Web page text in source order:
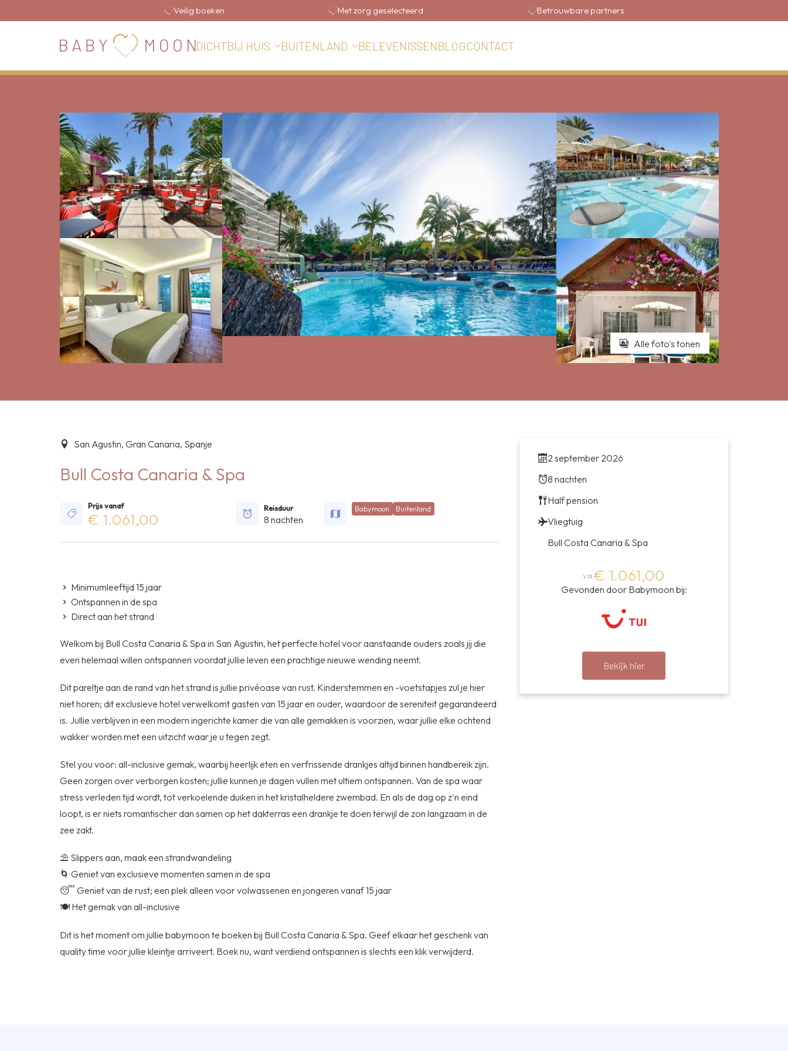
Veilig boeken Met zorg geselecteerd Betrouwbare partners
DICHTBIJ HUIS BUITENLAND BELEVENISSENBLOGCONTACT
Alle foto's tonen
2 september 2026
8 nachten
Half pension
Vliegtuig
Bull Costa Canaria & Spa
v.a. € 1.061,00
Gevonden door Babymoon bij:
Bekijk hier
San Agustin, Gran Canaria, Spanje
Bull Costa Canaria & Spa
Prijs vanaf
€ 1.061,00
Reisduur
8 nachten
Babymoon Buitenland
Minimumleeftijd 15 jaar
Ontspannen in de spa
Direct aan het strand
Welkom bij Bull Costa Canaria & Spa in San Agustin, het perfecte hotel voor aanstaande ouders zoals jij die
even helemaal willen ontspannen voordat jullie leven een prachtige nieuwe wending neemt.
Dit pareltje aan de rand van het strand is jullie privéoase van rust. Kinderstemmen en -voetstapjes zul je hier
niet horen; dit exclusieve hotel verwelkomt gasten van 15 jaar en ouder, waardoor de sereniteit gegarandeerd
is. Jullie verblijven in een modern ingerichte kamer die van alle gemakken is voorzien, waar jullie elke ochtend
wakker worden met een uitzicht waar je u tegen zegt.
Stel you voor: all-inclusive gemak, waarbij heerlijk eten en verfrissende drankjes altijd binnen handbereik zijn.
Geen zorgen over verborgen kosten; jullie kunnen je dagen vullen met ultiem ontspannen. Van de spa waar
stress verleden tijd wordt, tot verkoelende duiken in het kristalheldere zwembad. En als de dag op z'n eind
loopt, is er niets romantischer dan samen op het dakterras een drankje te doen terwijl de zon langzaam in de
zee zakt.
⛱ Slippers aan, maak een strandwandeling
🌀 Geniet van exclusieve momenten samen in de spa
😴 Geniet van de rust; een plek alleen voor volwassenen en jongeren vanaf 15 jaar
🍽 Het gemak van all-inclusive
Dit is het moment om jullie babymoon te boeken bij Bull Costa Canaria & Spa. Geef elkaar het geschenk van
quality time voor jullie kleintje arriveert. Boek nu, want verdiend ontspannen is slechts een klik verwijderd.